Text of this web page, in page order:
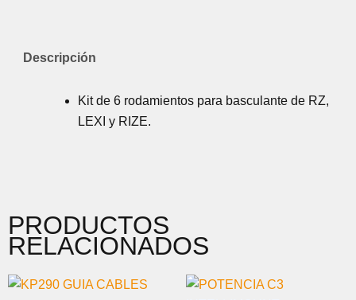
Descripción
Kit de 6 rodamientos para basculante de RZ,
LEXI y RIZE.
PRODUCTOS
RELACIONADOS